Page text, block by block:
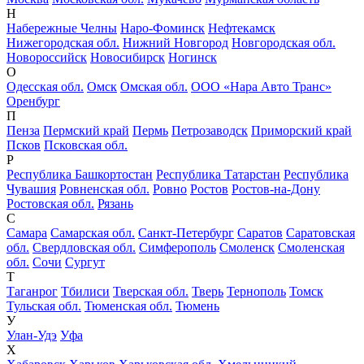
Н
Набережные Челны Наро-Фоминск Нефтекамск
Нижегородская обл. Нижний Новгород Новгородская обл.
Новороссийск Новосибирск Ногинск
О
Одесская обл. Омск Омская обл. ООО «Нара Авто Транс»
Оренбург
П
Пенза Пермский край Пермь Петрозаводск Приморский край
Псков Псковская обл.
Р
Республика Башкортостан Республика Татарстан Республика
Чувашия Ровненская обл. Ровно Ростов Ростов-на-Дону
Ростовская обл. Рязань
С
Самара Самарская обл. Санкт-Петербург Саратов Саратовская
обл. Свердловская обл. Симферополь Смоленск Смоленская
обл. Сочи Сургут
Т
Таганрог Тбилиси Тверская обл. Тверь Тернополь Томск
Тульская обл. Тюменская обл. Тюмень
У
Улан-Удэ Уфа
Х